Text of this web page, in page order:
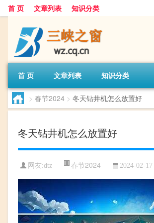
首 页 文章列表 知识分类
首 页 文章列表 知识分类
> 春节2024 > 冬天钻井机怎么放置好
冬天钻井机怎么放置好
网友:dtz 春节2024 2024-02-